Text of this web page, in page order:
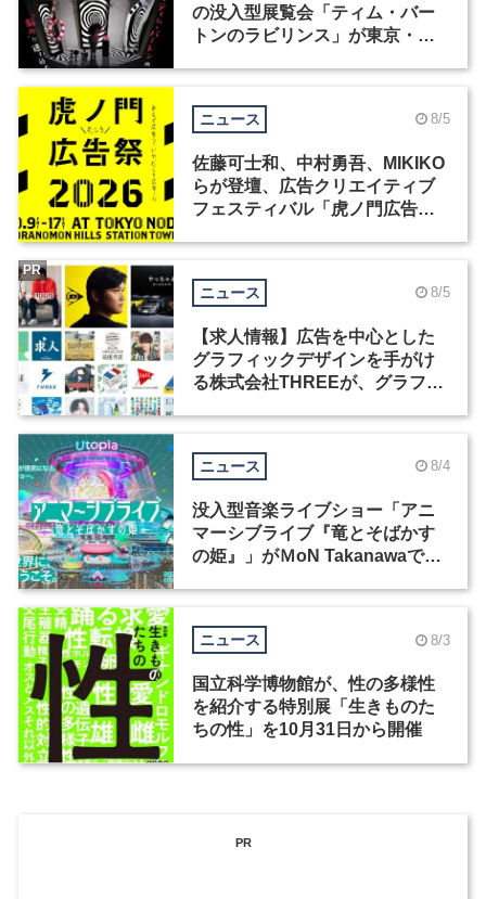
の没入型展覧会「ティム・バー
トンのラビリンス」が東京・豊
ニュース 8/5
佐藤可士和、中村勇吾、MIKIKO
らが登壇、広告クリエイティブ
フェスティバル「虎ノ門広告
ニュース 8/5
【求人情報】広告を中心とした
グラフィックデザインを手がけ
る株式会社THREEが、グラフィ
PR
ニュース 8/4
没入型音楽ライブショー「アニ
マーシブライブ『竜とそばかす
の姫』」がＭoN Takanawaで開
ニュース 8/3
国立科学博物館が、性の多様性
を紹介する特別展「生きものた
ちの性」を10月31日から開催
PR